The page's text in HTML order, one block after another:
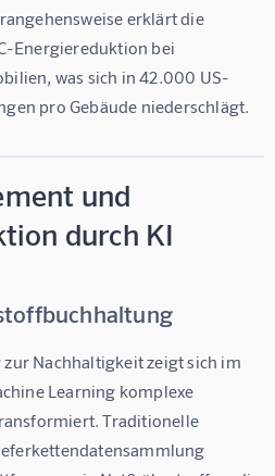
erklärt die
Energiereduktion bei
was sich in 42.000 US-
pro Gebäude niederschlägt.
und
durch KI
Nachhaltigkeit zeigt sich im
Learning komplexe
Traditionelle